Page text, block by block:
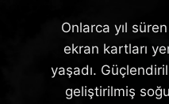
Onlarca yıl
ekran kartları
yaşadı.
geliştirilmiş